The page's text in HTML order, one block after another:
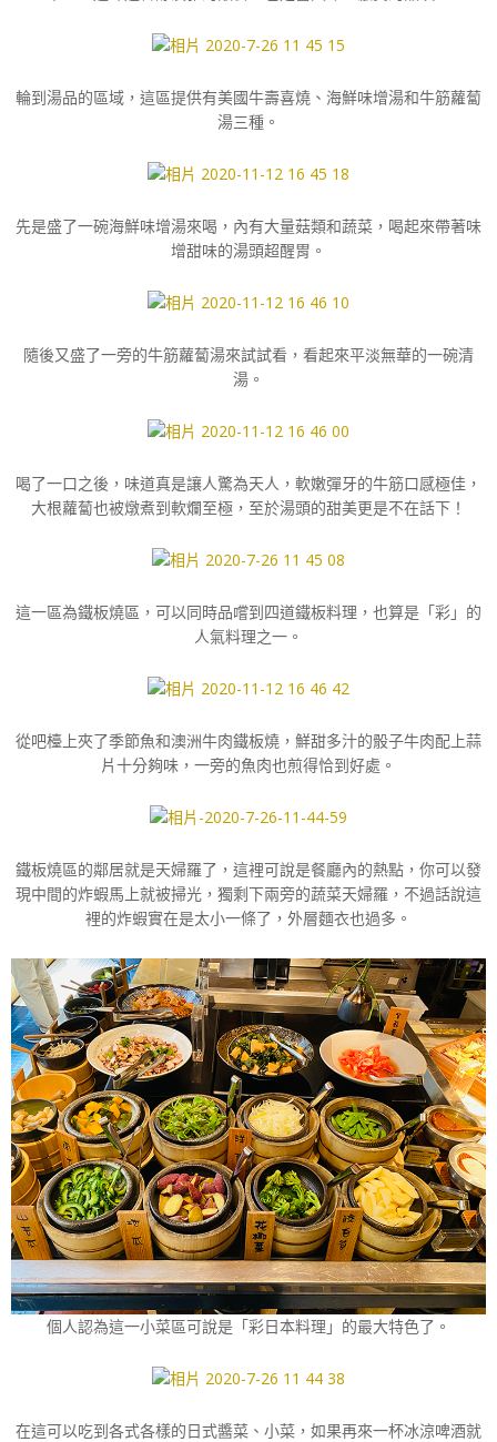
輪到湯品的區域，這區提供有美國牛壽喜燒、海鮮味增湯和牛筋蘿蔔
湯三種。
先是盛了一碗海鮮味增湯來喝，內有大量菇類和蔬菜，喝起來帶著味
增甜味的湯頭超醒胃。
隨後又盛了一旁的牛筋蘿蔔湯來試試看，看起來平淡無華的一碗清
湯。
喝了一口之後，味道真是讓人驚為天人，軟嫩彈牙的牛筋口感極佳，
大根蘿蔔也被燉煮到軟爛至極，至於湯頭的甜美更是不在話下！
這一區為鐵板燒區，可以同時品嚐到四道鐵板料理，也算是「彩」的
人氣料理之一。
從吧檯上夾了季節魚和澳洲牛肉鐵板燒，鮮甜多汁的骰子牛肉配上蒜
片十分夠味，一旁的魚肉也煎得恰到好處。
鐵板燒區的鄰居就是天婦羅了，這裡可說是餐廳內的熱點，你可以發
現中間的炸蝦馬上就被掃光，獨剩下兩旁的蔬菜天婦羅，不過話說這
裡的炸蝦實在是太小一條了，外層麵衣也過多。
個人認為這一小菜區可說是「彩日本料理」的最大特色了。
在這可以吃到各式各樣的日式醬菜、小菜，如果再來一杯冰涼啤酒就